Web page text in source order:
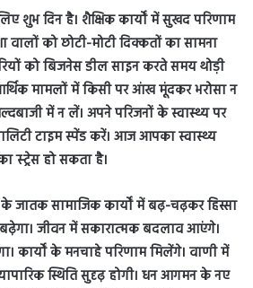
लिए शुभ दिन है। शैक्षिक कार्यों में सुखद परिणाम
वालों को छोटी-मोटी दिक्कतों का सामना
को बिजनेस डील साइन करते समय थोड़ी
मामलों में किसी पर आंख मूंदकर भरोसा न
में न लें। अपने परिजनों के स्वास्थ्य पर
टाइम स्पेंड करें। आज आपका स्वास्थ्य
स्ट्रेस हो सकता है।
जातक सामाजिक कार्यों में बढ़-चढ़कर हिस्सा
जीवन में सकारात्मक बदलाव आएंगे।
कार्यों के मनचाहे परिणाम मिलेंगे। वाणी में
स्थिति सुदृढ़ होगी। धन आगमन के नए